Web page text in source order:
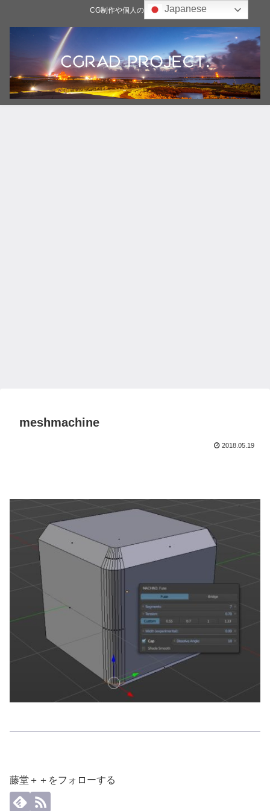
CG制作や個人の雑記ブログ
meshmachine
2018.05.19
藤堂＋＋をフォローする
Japanese